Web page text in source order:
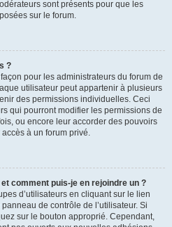
sont présents pour que les
sur le forum.
?
pour les administrateurs du forum de
utilisateur peut appartenir à plusieurs
des permissions individuelles. Ceci
qui pourront modifier les permissions de
ou encore leur accorder des pouvoirs
à un forum privé.
comment puis-je en rejoindre un ?
d’utilisateurs en cliquant sur le lien
de contrôle de l’utilisateur. Si
sur le bouton approprié. Cependant,